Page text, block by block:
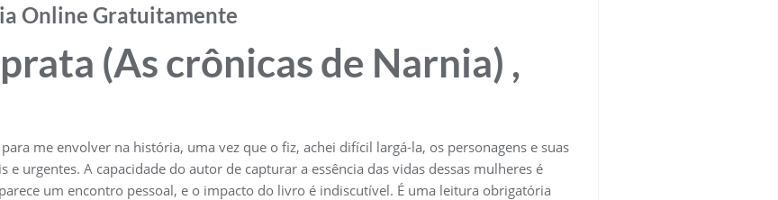
Online Gratuitamente
(As crônicas de Narnia) ,
me envolver na história, uma vez que o fiz, achei difícil largá-la, os personagens e suas
e urgentes. A capacidade do autor de capturar a essência das vidas dessas mulheres é
um encontro pessoal, e o impacto do livro é indiscutível. É uma leitura obrigatória